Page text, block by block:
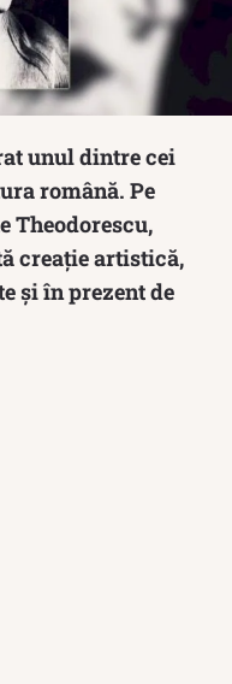
unul dintre cei
română. Pe
Theodorescu,
creație artistică,
și în prezent de